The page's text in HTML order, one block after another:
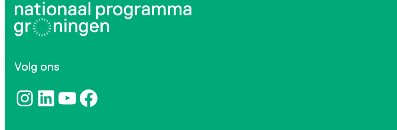
Volg ons
Instagram LinkedIn YouTube Facebook